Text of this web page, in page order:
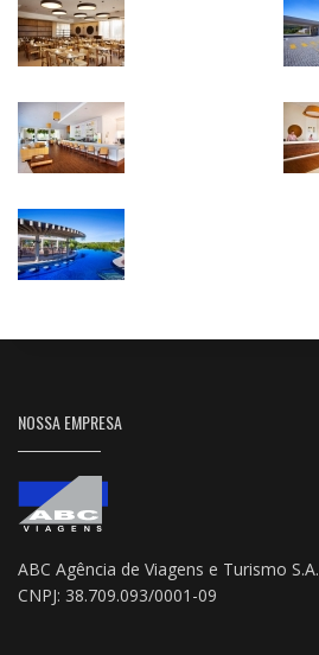
NOSSA EMPRESA
ABC Agência de Viagens e Turismo S.A.
CNPJ: 38.709.093/0001-09